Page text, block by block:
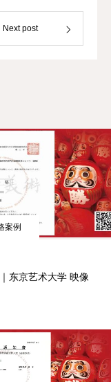
Next post
案例
东京艺术大学 映像